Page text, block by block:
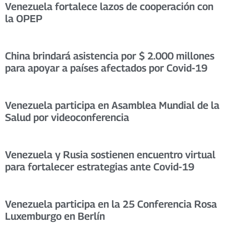
Venezuela fortalece lazos de cooperación con
la OPEP
China brindará asistencia por $ 2.000 millones
para apoyar a países afectados por Covid-19
Venezuela participa en Asamblea Mundial de la
Salud por videoconferencia
Venezuela y Rusia sostienen encuentro virtual
para fortalecer estrategias ante Covid-19
Venezuela participa en la 25 Conferencia Rosa
Luxemburgo en Berlín